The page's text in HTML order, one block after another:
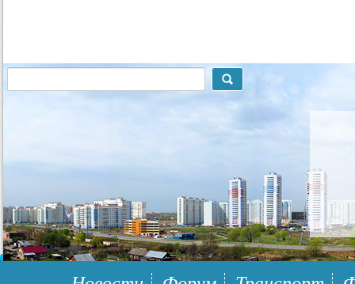
117148, г.Москва, ЮЗАО, муниципальный район Южное Бутово